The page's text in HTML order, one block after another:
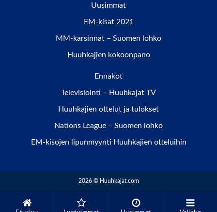
Uusimmat
EM-kisat 2021
MM-karsinnat – Suomen lohko
Huuhkajien kokoonpano
Ennakot
Televisiointi – Huuhkajat TV
Huuhkajien ottelut ja tulokset
Nations League – Suomen lohko
EM-kisojen lipunmyynti Huuhkajien otteluihin
2026 © Huuhkajat.com